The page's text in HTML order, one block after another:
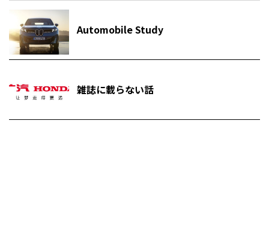
Automobile Study
雑誌に載らない話